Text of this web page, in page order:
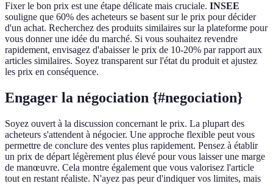
Fixer le bon prix est une étape délicate mais cruciale. INSEE
souligne que 60% des acheteurs se basent sur le prix pour décider
d'un achat. Recherchez des produits similaires sur la plateforme pour
vous donner une idée du marché. Si vous souhaitez revendre
rapidement, envisagez d'abaisser le prix de 10-20% par rapport aux
articles similaires. Soyez transparent sur l'état du produit et ajustez
les prix en conséquence.
Engager la négociation {#negociation}
Soyez ouvert à la discussion concernant le prix. La plupart des
acheteurs s'attendent à négocier. Une approche flexible peut vous
permettre de conclure des ventes plus rapidement. Pensez à établir
un prix de départ légèrement plus élevé pour vous laisser une marge
de manœuvre. Cela montre également que vous valorisez l'article
tout en restant réaliste. N'ayez pas peur d'indiquer vos limites, mais